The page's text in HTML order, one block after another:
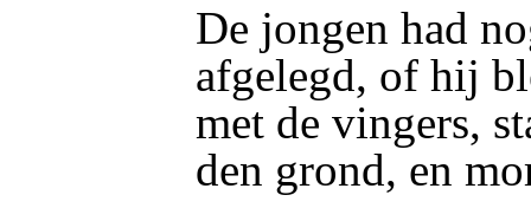
De jongen had
afgelegd, of hij
met de vingers,
den grond, en